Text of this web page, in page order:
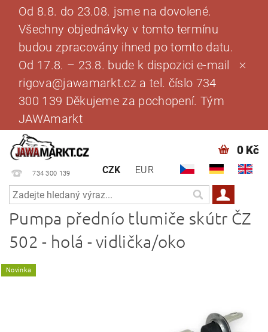
Od 8.8. do 23.08. jsme na dovolené.
Všechny objednávky v tomto termínu
budou zpracovány ihned po tomto datu.
Od 17.8. – 23.8. bude k dispozici e-mail
rigova@jawamarkt.cz a tel. číslo 734
300 139 Děkujeme za pochopení. Tým
JAWAmarkt
734 300 139 CZK EUR
0 Kč
Pumpa přednío tlumiče skútr ČZ
502 - holá - vidlička/oko
Novinka